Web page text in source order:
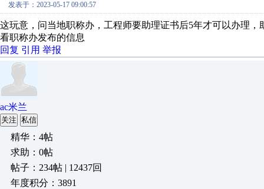
发表于：2023-05-17 09:00:57
这玩意，问当地职称办，工程师要助理证书后5年才可以办理
看职称办发布的信息
回复 引用 举报
ac米兰
关注 私信
精华：4帖
求助：0帖
帖子：234帖 | 12437回
年度积分：3891